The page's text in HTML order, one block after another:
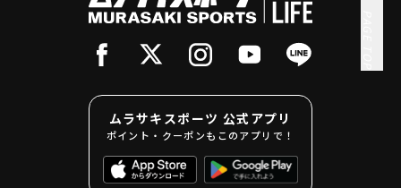
ムラサキスポーツ 公式アプリ
ポイント・クーポンもこのアプリで！